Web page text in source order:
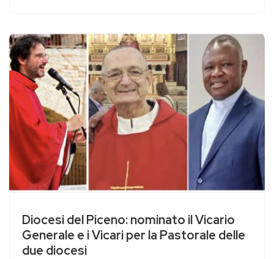
Diocesi del Piceno: nominato il Vicario
Generale e i Vicari per la Pastorale delle
due diocesi